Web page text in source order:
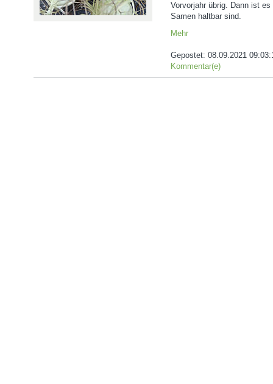
Vorvorjahr übrig. Dann ist
Samen haltbar sind.
Mehr
Gepostet: 08.09.2021
Kommentar(e)